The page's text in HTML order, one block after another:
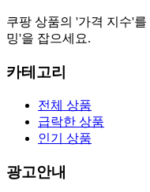
쿠팡 상품의 '가격 지수'를
밍'을 잡으세요.
카테고리
전체 상품
급락한 상품
인기 상품
광고안내